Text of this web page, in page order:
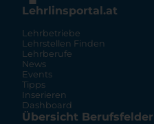
Lehrlinsportal.at
Lehrbetriebe
Lehrstellen Finden
Lehrberufe
News
Events
Tipps
Inserieren
Dashboard
Übersicht Berufsfelder